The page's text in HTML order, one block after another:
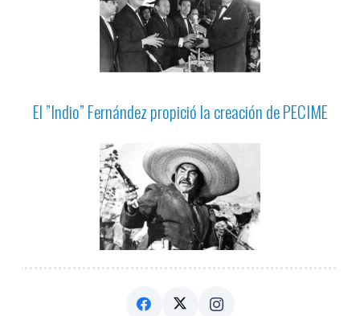
El ”Indio” Fernández propició la creación de PECIME